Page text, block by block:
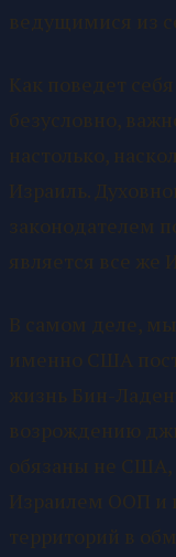
Как поведет
безусловно,
настолько,
Израиль.
законодателем
является все же
В самом деле,
именно США
жизнь Бин-
обязаны не США,
Израилем ООП и
территорий в